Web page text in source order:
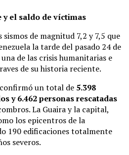
y el saldo de víctimas
de magnitud 7,2 y 7,5 que
la tarde del pasado 24 de
de las crisis humanitarias e
de su historia reciente.
un total de 5.398
y 6.462 personas rescatadas
La Guaira y la capital,
los epicentros de la
190 edificaciones totalmente
severos.